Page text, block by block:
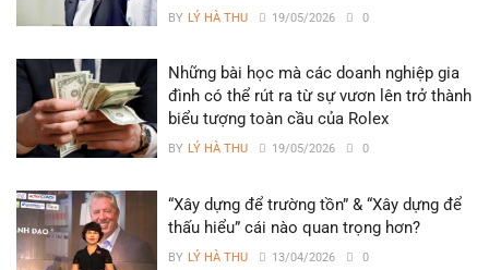
BY LÝ HÀ THU 19/05/2026 0
Những bài học mà các doanh nghiệp gia
đình có thể rút ra từ sự vươn lên trở thành
biểu tượng toàn cầu của Rolex
BY LÝ HÀ THU 19/05/2026 0
“Xây dựng để trường tồn” & “Xây dựng để
thấu hiểu” cái nào quan trọng hơn?
BY LÝ HÀ THU 13/04/2026 0